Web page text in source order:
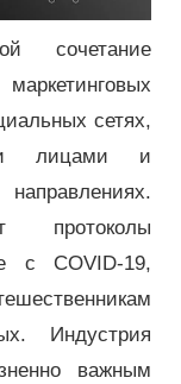
сочетание
сетях,
лицами и
протоколы
с COVID-19,
Индустрия
важным